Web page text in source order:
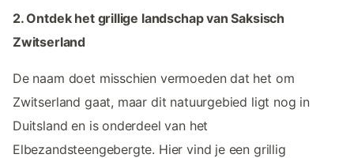
2. Ontdek het grillige landschap van Saksisch
Zwitserland
De naam doet misschien vermoeden dat het om
Zwitserland gaat, maar dit natuurgebied ligt nog in
Duitsland en is onderdeel van het
Elbezandsteengebergte. Hier vind je een grillig